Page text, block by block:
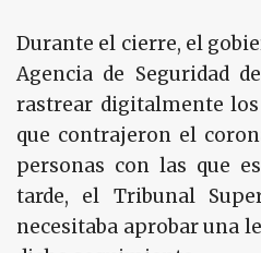
Durante el cierre, el
Agencia de Seguridad
rastrear digitalmente
que contrajeron el
personas con las que
tarde, el Tribunal
necesitaba aprobar una